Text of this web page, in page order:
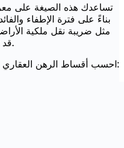
تساعدك هذه الصيغة على
بناءً على فترة الإطفاء
مثل ضريبة نقل ملكية
قد تزيد من إجمالي مدفوعاتك الشهرية.
احسب أقساط الرهن العقاري الشهرية يدوياً باستخدام هذه الصيغة: